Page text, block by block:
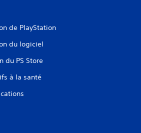
de PlayStation
du logiciel
du PS Store
à la santé